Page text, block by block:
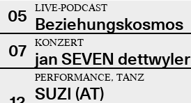
05 LIVE-PODCAST
Beziehungskosmos
07
KONZERT
jan SEVEN dettwyler
PERFORMANCE, TANZ
SUZI (AT)